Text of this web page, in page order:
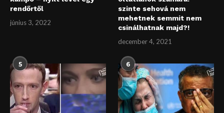
rendőrtől
június 3, 2022
szinte sehová nem
mehetnek semmit nem
csinálhatnak majd?!
december 4, 2021
5 6